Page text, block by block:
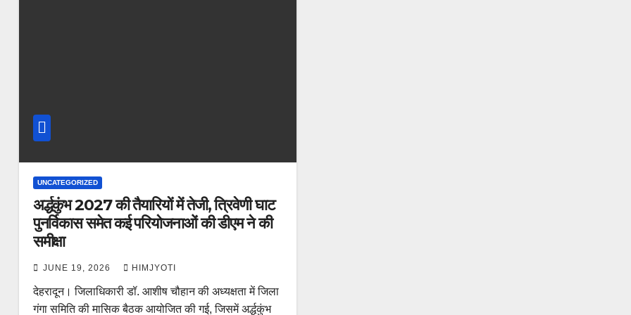
UNCATEGORIZED
अर्द्धकुंभ 2027 की तैयारियों में तेजी, त्रिवेणी घाट
पुनर्विकास समेत कई परियोजनाओं की डीएम ने की
समीक्षा
JUNE 19, 2026 HIMJYOTI
देहरादून। जिलाधिकारी डॉ. आशीष चौहान की अध्यक्षता में जिला
गंगा समिति की मासिक बैठक आयोजित की गई, जिसमें अर्द्धकुंभ